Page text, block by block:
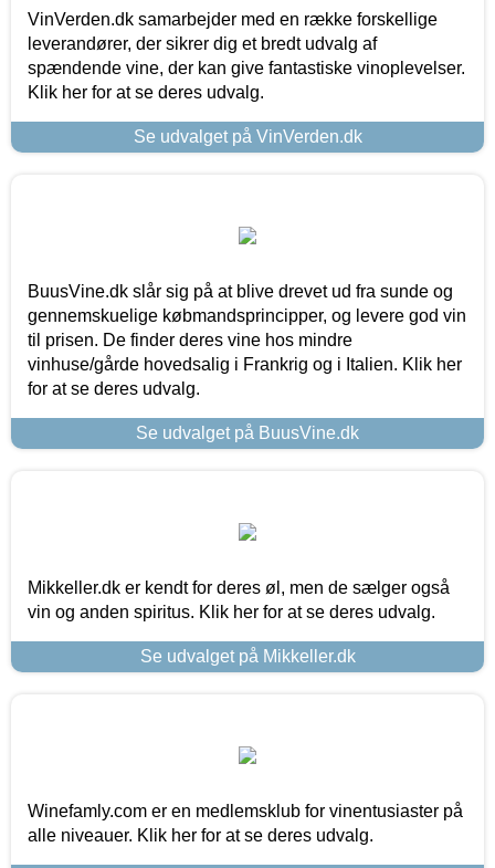
VinVerden.dk samarbejder med en række forskellige
leverandører, der sikrer dig et bredt udvalg af
spændende vine, der kan give fantastiske vinoplevelser.
Klik her for at se deres udvalg.
Se udvalget på VinVerden.dk
BuusVine.dk slår sig på at blive drevet ud fra sunde og
gennemskuelige købmandsprincipper, og levere god vin
til prisen. De finder deres vine hos mindre
vinhuse/gårde hovedsalig i Frankrig og i Italien. Klik her
for at se deres udvalg.
Se udvalget på BuusVine.dk
Mikkeller.dk er kendt for deres øl, men de sælger også
vin og anden spiritus. Klik her for at se deres udvalg.
Se udvalget på Mikkeller.dk
Winefamly.com er en medlemsklub for vinentusiaster på
alle niveauer. Klik her for at se deres udvalg.